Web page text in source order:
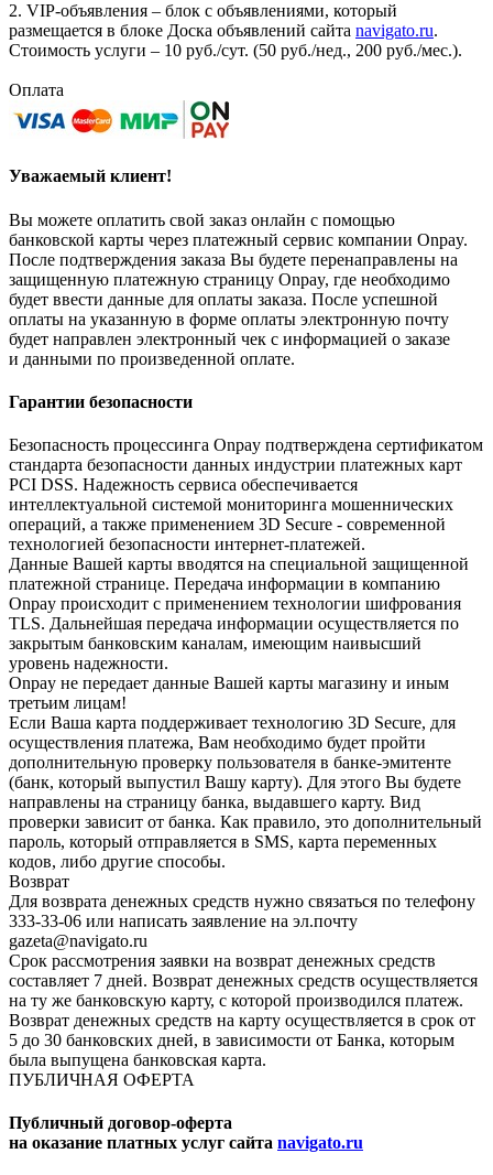
2. VIP-объявления – блок с объявлениями, который
размещается в блоке Доска объявлений сайта navigato.ru.
Стоимость услуги – 10 руб./сут. (50 руб./нед., 200 руб./мес.).
Оплата
Уважаемый клиент!
Вы можете оплатить свой заказ онлайн с помощью
банковской карты через платежный сервис компании Onpay.
После подтверждения заказа Вы будете перенаправлены на
защищенную платежную страницу Onpay, где необходимо
будет ввести данные для оплаты заказа. После успешной
оплаты на указанную в форме оплаты электронную почту
будет направлен электронный чек с информацией о заказе
и данными по произведенной оплате.
Гарантии безопасности
Безопасность процессинга Onpay подтверждена сертификатом
стандарта безопасности данных индустрии платежных карт
PCI DSS. Надежность сервиса обеспечивается
интеллектуальной системой мониторинга мошеннических
операций, а также применением 3D Secure - современной
технологией безопасности интернет-платежей.
Данные Вашей карты вводятся на специальной защищенной
платежной странице. Передача информации в компанию
Onpay происходит с применением технологии шифрования
TLS. Дальнейшая передача информации осуществляется по
закрытым банковским каналам, имеющим наивысший
уровень надежности.
Onpay не передает данные Вашей карты магазину и иным
третьим лицам!
Если Ваша карта поддерживает технологию 3D Secure, для
осуществления платежа, Вам необходимо будет пройти
дополнительную проверку пользователя в банке-эмитенте
(банк, который выпустил Вашу карту). Для этого Вы будете
направлены на страницу банка, выдавшего карту. Вид
проверки зависит от банка. Как правило, это дополнительный
пароль, который отправляется в SMS, карта переменных
кодов, либо другие способы.
Возврат
Для возврата денежных средств нужно связаться по телефону
333-33-06 или написать заявление на эл.почту
gazeta@navigato.ru
Срок рассмотрения заявки на возврат денежных средств
составляет 7 дней. Возврат денежных средств осуществляется
на ту же банковскую карту, с которой производился платеж.
Возврат денежных средств на карту осуществляется в срок от
5 до 30 банковских дней, в зависимости от Банка, которым
была выпущена банковская карта.
ПУБЛИЧНАЯ ОФЕРТА
Публичный договор-оферта
на оказание платных услуг сайта navigato.ru